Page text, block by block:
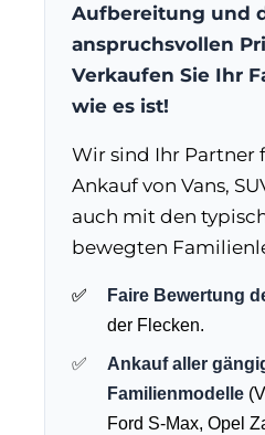
Aufbereitung und
anspruchsvollen
Verkaufen Sie Ihr
wie es ist!
Wir sind Ihr Partner
Ankauf von Vans,
auch mit den
bewegten
Faire Bewertung
der Flecken.
Ankauf aller
Familienmodelle
Ford S-Max, Opel